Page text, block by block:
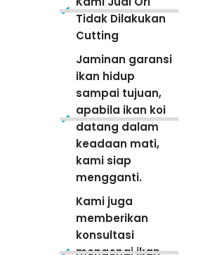
Tidak Dilakukan
Cutting
Jaminan garansi
ikan hidup
sampai tujuan,
apabila ikan koi
datang dalam
keadaan mati,
kami siap
mengganti.
Kami juga
memberikan
konsultasi